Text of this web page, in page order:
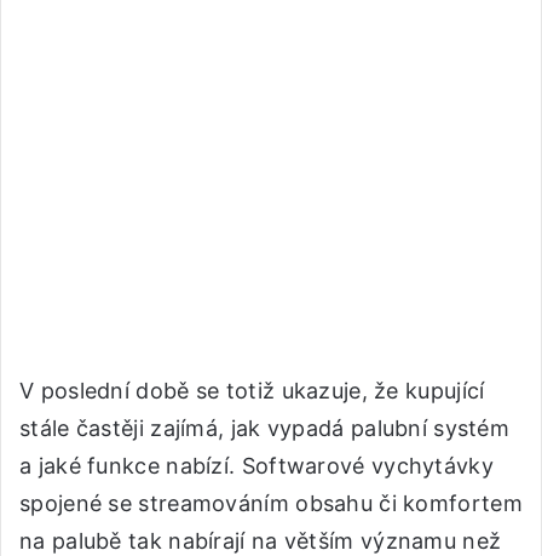
V poslední době se totiž ukazuje, že kupující
stále častěji zajímá, jak vypadá palubní systém
a jaké funkce nabízí. Softwarové vychytávky
spojené se streamováním obsahu či komfortem
na palubě tak nabírají na větším významu než